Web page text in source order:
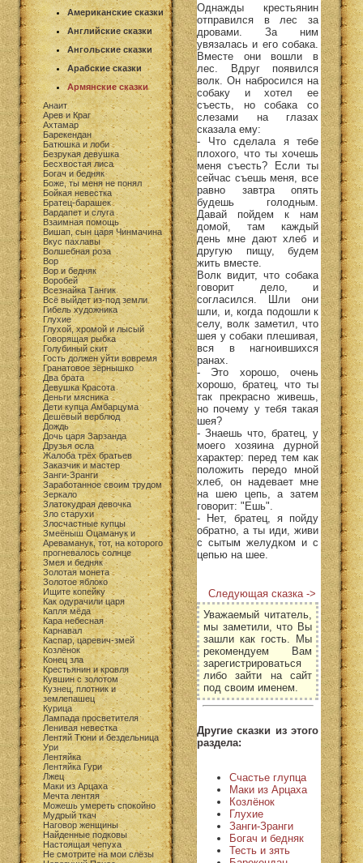
Американские сказки
Английские сказки
Ангольские сказки
Арабские сказки
Армянские сказки
Анаит
Арев и Краг
Ахтамар
Барекендан
Батюшка и лоби
Безрукая девушка
Бесхвостая лиса
Богач и бедняк
Боже, ты меня не понял
Бойкая невестка
Братец-барашек
Вардапет и слуга
Взаимная помощь
Вишап, сын царя Чинмачина
Вкус пахлавы
Волшебная роза
Вор
Вор и бедняк
Воробей
Всезнайка Тангик
Всё выйдет из-под земли
Гибель художника
Глухие
Глухой, хромой и лысый
Говорящая рыбка
Голубиный скит
Гость должен уйти вовремя
Гранатовое зёрнышко
Два брата
Девушка Красота
Деньги мясника
Дети купца Амбарцума
Дешёвый верблюд
Дождь
Дочь царя Зарзанда
Друзья осла
Жалоба трёх братьев
Заказчик и мастер
Занги-Зранги
Заработанное своим трудом
Зеркало
Златокудрая девочка
Зло старухи
Злосчастные купцы
Змеёныш Оцаманук и
Ареваманук, тот, на которого
прогневалось солнце
Змея и бедняк
Золотая монета
Золотое яблоко
Ищите копейку
Как одурачили царя
Капля мёда
Кара небесная
Карнавал
Каспар, царевич-змей
Козлёнок
Конец зла
Крестьянин и кровля
Кувшин с золотом
Кузнец, плотник и
землепашец
Курица
Лампада просветителя
Ленивая невестка
Лентяй Тюни и бездельница
Ури
Лентяйка
Лентяйка Гури
Лжец
Маки из Арцаха
Мечта лентяя
Можешь умереть спокойно
Мудрый ткач
Наговор женщины
Найденные подковы
Настоящая чепуха
Не смотрите на мои слёзы
Однажды крестьянин
отправился в лес за
дровами. За ним
увязалась и его собака.
Вместе они вошли в
лес. Вдруг появился
волк. Он набросился на
собаку и хотел ее
съесть, но собака со
слезами на глазах
сказала ему:
- Что сделала я тебе
плохого, что ты хочешь
меня съесть? Если ты
сейчас съешь меня, все
равно завтра опять
будешь голодным.
Давай пойдем к нам
домой, там каждый
день мне дают хлеб и
другую пищу, будем
жить вместе.
Волк видит, что собака
говорит дело, и
согласился. Шли они
шли, и, когда подошли к
селу, волк заметил, что
шея у собаки плешивая,
вся в нагноившихся
ранах.
- Это хорошо, очень
хорошо, братец, что ты
так прекрасно живешь,
но почему у тебя такая
шея?
- Знаешь что, братец, у
моего хозяина дурной
характер: перед тем как
положить передо мной
хлеб, он надевает мне
на шею цепь, а затем
говорит: "Ешь".
- Нет, братец, я пойду
обратно, а ты иди, живи
с сытым желудком и с
цепью на шее.
Следующая сказка ->
Уважаемый читатель,
мы заметили, что Вы
зашли как гость. Мы
рекомендуем Вам
зарегистрироваться
либо зайти на сайт
под своим именем.
Другие сказки из этого
раздела:
Счастье глупца
Маки из Арцаха
Козлёнок
Глухие
Занги-Зранги
Богач и бедняк
Тесть и зять